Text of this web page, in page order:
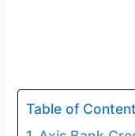
Table of